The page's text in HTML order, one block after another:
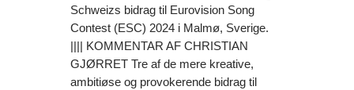
Schweizs bidrag til Eurovision Song
Contest (ESC) 2024 i Malmø, Sverige.
|||| KOMMENTAR AF CHRISTIAN
GJØRRET Tre af de mere kreative,
ambitiøse og provokerende bidrag til